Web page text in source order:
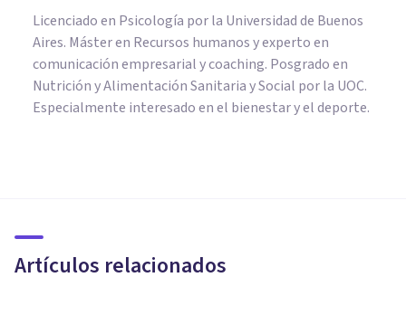
Licenciado en Psicología por la Universidad de Buenos
Aires. Máster en Recursos humanos y experto en
comunicación empresarial y coaching. Posgrado en
Nutrición y Alimentación Sanitaria y Social por la UOC.
Especialmente interesado en el bienestar y el deporte.
Artículos relacionados
causas, síntomas y tratamiento